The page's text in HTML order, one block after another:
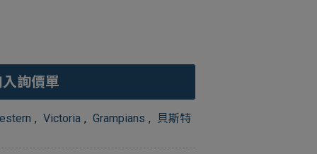
詢價單
, Victoria , Grampians , 貝斯特